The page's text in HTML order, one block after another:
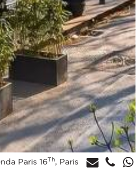
Paris 16Th, Paris